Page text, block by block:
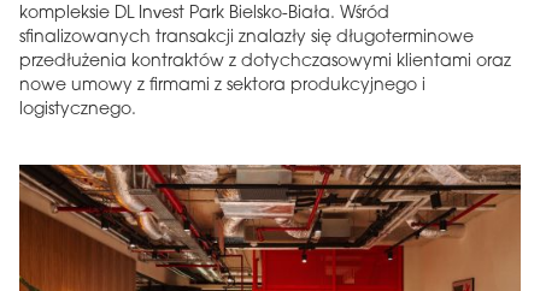
kompleksie DL Invest Park Bielsko-Biała. Wśród
sfinalizowanych transakcji znalazły się długoterminowe
przedłużenia kontraktów z dotychczasowymi klientami oraz
nowe umowy z firmami z sektora produkcyjnego i
logistycznego.